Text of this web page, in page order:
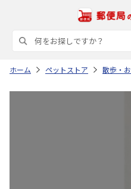
ホーム ペットストア 散歩・